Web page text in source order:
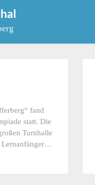
fand
statt. Die
Turnhalle
Lernanfänger…